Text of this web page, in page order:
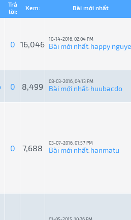
Trả
lời:
Xem: Bài mới nhất
0 16,046
10-14-2016, 02:04 PM
Bài mới nhất: happy
0 8,499
08-03-2016, 04:13 PM
Bài mới nhất: huubacdo
0 7,688
03-07-2016, 01:57 PM
Bài mới nhất: hanmatu